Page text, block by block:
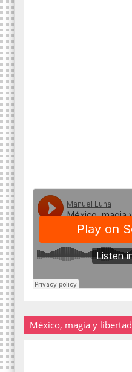
México, magia y libertad